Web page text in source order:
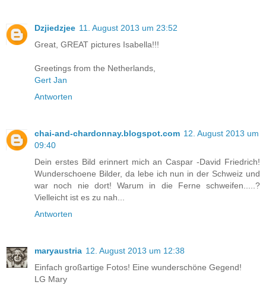
Dzjiedzjee 11. August 2013 um 23:52
Great, GREAT pictures Isabella!!!
Greetings from the Netherlands,
Gert Jan
Antworten
chai-and-chardonnay.blogspot.com 12. August 2013 um
09:40
Dein erstes Bild erinnert mich an Caspar -David Friedrich!
Wunderschoene Bilder, da lebe ich nun in der Schweiz und
war noch nie dort! Warum in die Ferne schweifen.....?
Vielleicht ist es zu nah...
Antworten
maryaustria 12. August 2013 um 12:38
Einfach großartige Fotos! Eine wunderschöne Gegend!
LG Mary